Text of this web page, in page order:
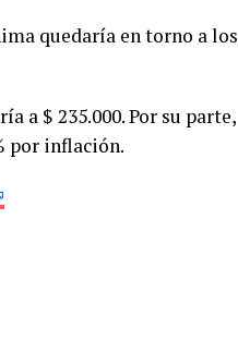
quedaría en torno a los
a $ 235.000. Por su parte,
por inflación.